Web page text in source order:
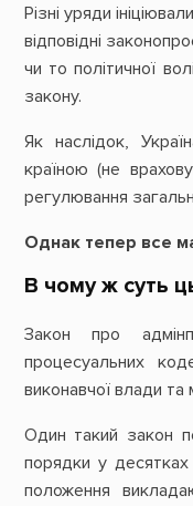
Різні уряди
відповідні
чи то політичної
закону.
Як наслідок,
країною (не
регулювання
Однак тепер все
В чому ж суть
Закон про
процесуальних
виконавчої влади та
Один такий закон
порядки у десятках
положення